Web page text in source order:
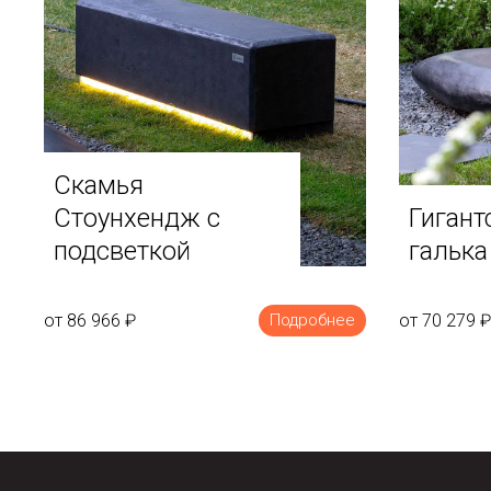
Скамья
Стоунхендж с
подсветкой
от 86 966 ₽ Подробнее
галька
от 70 279 ₽